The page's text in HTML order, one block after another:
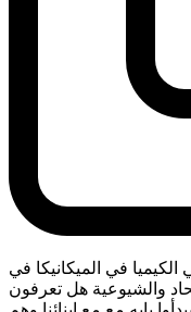
في الميكانيكا في
والشيوعية هل تعرفون